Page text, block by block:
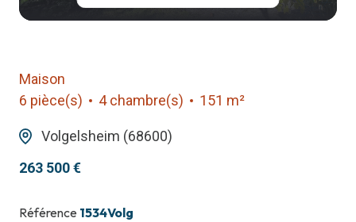
Maison
6 pièce(s)
4 chambre(s) 151 m²
Volgelsheim (68600)
263 500 €
Référence 1534Volg